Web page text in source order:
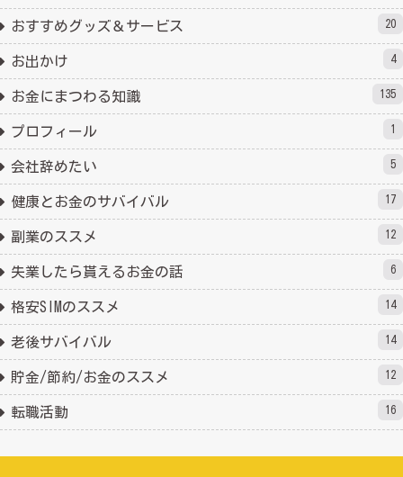
おすすめグッズ＆サービス 20
お出かけ 4
お金にまつわる知識 135
プロフィール 1
会社辞めたい 5
健康とお金のサバイバル 17
副業のススメ 12
失業したら貰えるお金の話 6
格安SIMのススメ 14
老後サバイバル 14
貯金/節約/お金のススメ 12
転職活動 16